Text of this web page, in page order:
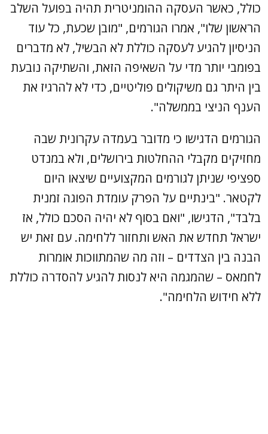
כולל, כאשר העסקה ההומניטרית תהיה בפועל השלב
הראשון שלו", אמרו הגורמים, "מובן שכעת, כל עוד
הניסיון להגיע לעסקה כוללת לא הבשיל, לא מדברים
בפומבי יותר מדי על השאיפה הזאת, והשתיקה נובעת
בין היתר גם משיקולים פוליטיים, כדי לא להרגיז את
הענף הניצי בממשלה".
הגורמים הדגישו כי מדובר בעמדה עקרונית שבה
מחזיקים מקבלי ההחלטות בירושלים, ולא במנדט
ספציפי שניתן לגורמים המקצועיים שיצאו היום
לקטאר. "בינתיים על הפרק עומדת הפוגה זמנית
בלבד", הדגישו, "ואם בסוף לא יהיה הסכם כולל, אז
ישראל תחדש את האש ותחזור ללחימה. עם זאת יש
הבנה בין הצדדים – וזה מה שהמתווכות אומרות
לחמאס – שהמגמה היא לנסות להגיע להסדרה כוללת
ללא חידוש הלחימה".